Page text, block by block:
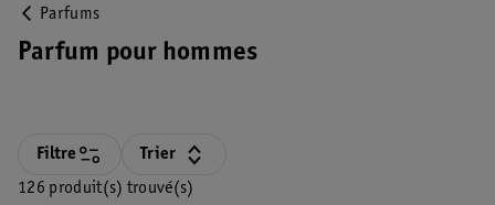
Parfums
Parfum pour hommes
126 produit(s) trouvé(s)
Filtre Trier